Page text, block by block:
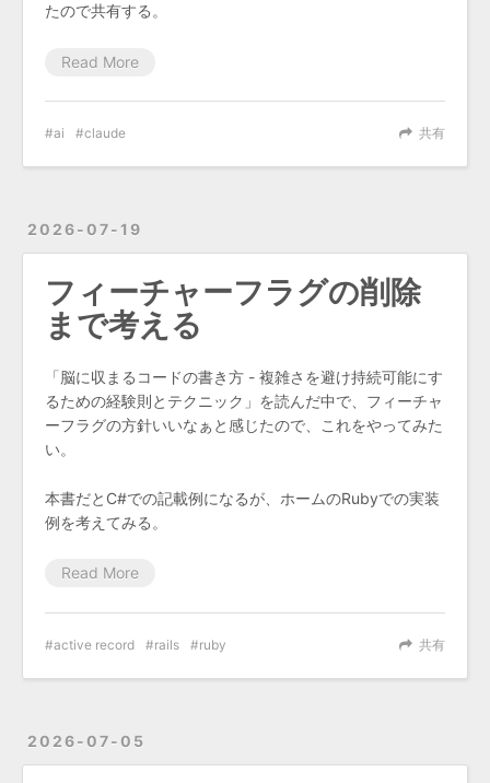
たので共有する。
Read More
共有
ai claude
2026-07-19
フィーチャーフラグの削除
まで考える
「脳に収まるコードの書き方 - 複雑さを避け持続可能にす
るための経験則とテクニック」を読んだ中で、フィーチャ
ーフラグの方針いいなぁと感じたので、これをやってみた
い。
本書だとC#での記載例になるが、ホームのRubyでの実装
例を考えてみる。
Read More
共有
active record rails ruby
2026-07-05